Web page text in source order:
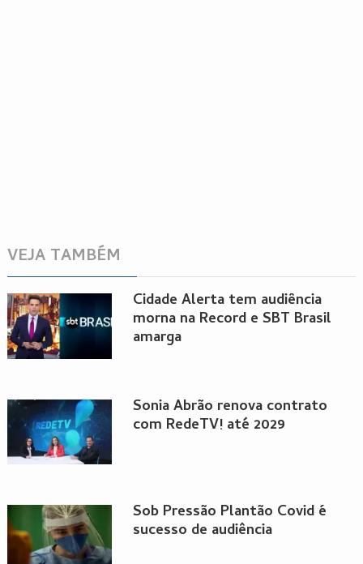
VEJA TAMBÉM
Cidade Alerta tem audiência
morna na Record e SBT Brasil
amarga
Sonia Abrão renova contrato
com RedeTV! até 2029
Sob Pressão Plantão Covid é
sucesso de audiência